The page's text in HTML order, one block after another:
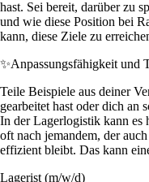
hast. Sei bereit, darüber zu
und wie diese Position bei
kann, diese Ziele zu
✨Anpassungsfähigkeit und
Teile Beispiele aus deiner
gearbeitet hast oder dich an
In der Lagerlogistik kann es
oft nach jemandem, der
effizient bleibt. Das kann
Lagerist (m/w/d)